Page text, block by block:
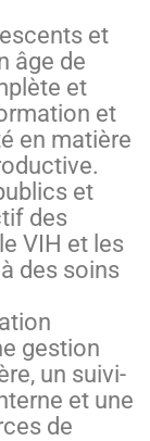
et
âge de
et
et
en matière
et
des
VIH et les
des soins
gestion
un suivi-
et une
de